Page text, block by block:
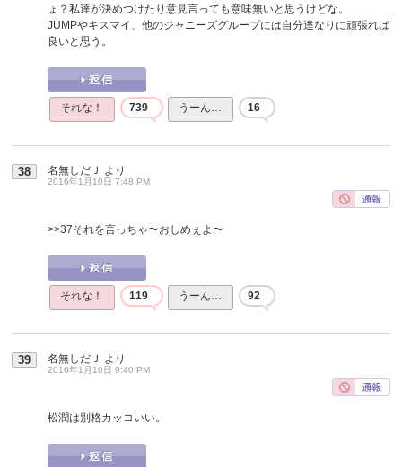
ょ？私達が決めつけたり意見言っても意味無いと思うけどな。
JUMPやキスマイ、他のジャニーズグループには自分達なりに頑張れば
良いと思う。
それな！ 739 うーん… 16
38 名無しだＪ より
2016年1月10日 7:48 PM
>>37それを言っちゃ〜おしめぇよ〜
それな！ 119 うーん… 92
39 名無しだＪ より
2016年1月10日 9:40 PM
松潤は別格カッコいい。